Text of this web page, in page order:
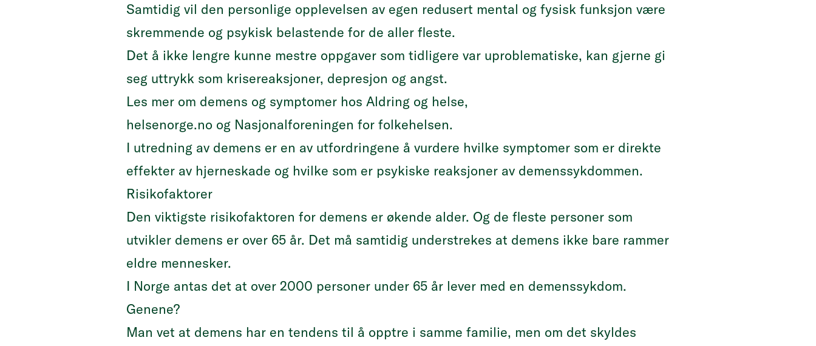
Samtidig vil den personlige opplevelsen av egen redusert mental og fysisk funksjon være
skremmende og psykisk belastende for de aller fleste.
Det å ikke lengre kunne mestre oppgaver som tidligere var uproblematiske, kan gjerne gi
seg uttrykk som krisereaksjoner, depresjon og angst.
Les mer om demens og symptomer hos Aldring og helse,
helsenorge.no og Nasjonalforeningen for folkehelsen.
I utredning av demens er en av utfordringene å vurdere hvilke symptomer som er direkte
effekter av hjerneskade og hvilke som er psykiske reaksjoner av demenssykdommen.
Risikofaktorer
Den viktigste risikofaktoren for demens er økende alder. Og de fleste personer som
utvikler demens er over 65 år. Det må samtidig understrekes at demens ikke bare rammer
eldre mennesker.
I Norge antas det at over 2000 personer under 65 år lever med en demenssykdom.
Genene?
Man vet at demens har en tendens til å opptre i samme familie, men om det skyldes